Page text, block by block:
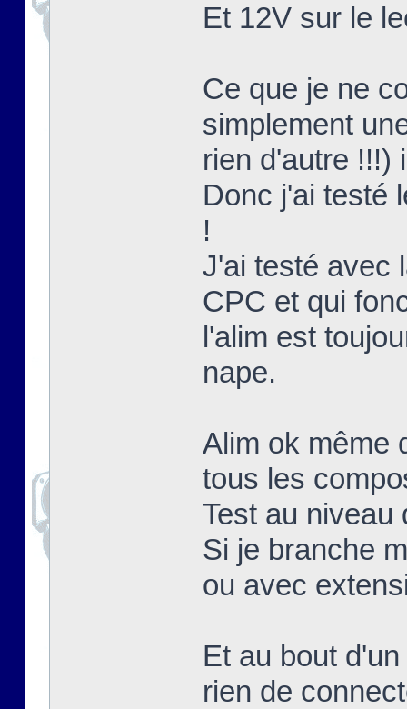
Et 12V sur le
Ce que je ne
simplement
rien d'autre !!!)
Donc j'ai testé
!
J'ai testé avec
CPC et qui
l'alim est
nape.
Alim ok même
tous les
Test au niveau
Si je branche
ou avec
Et au bout
rien de